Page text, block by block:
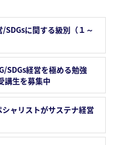
SDGsに関する級別（１～
SDGs経営を極める勉強
講生を募集中
ャリストがサステナ経営